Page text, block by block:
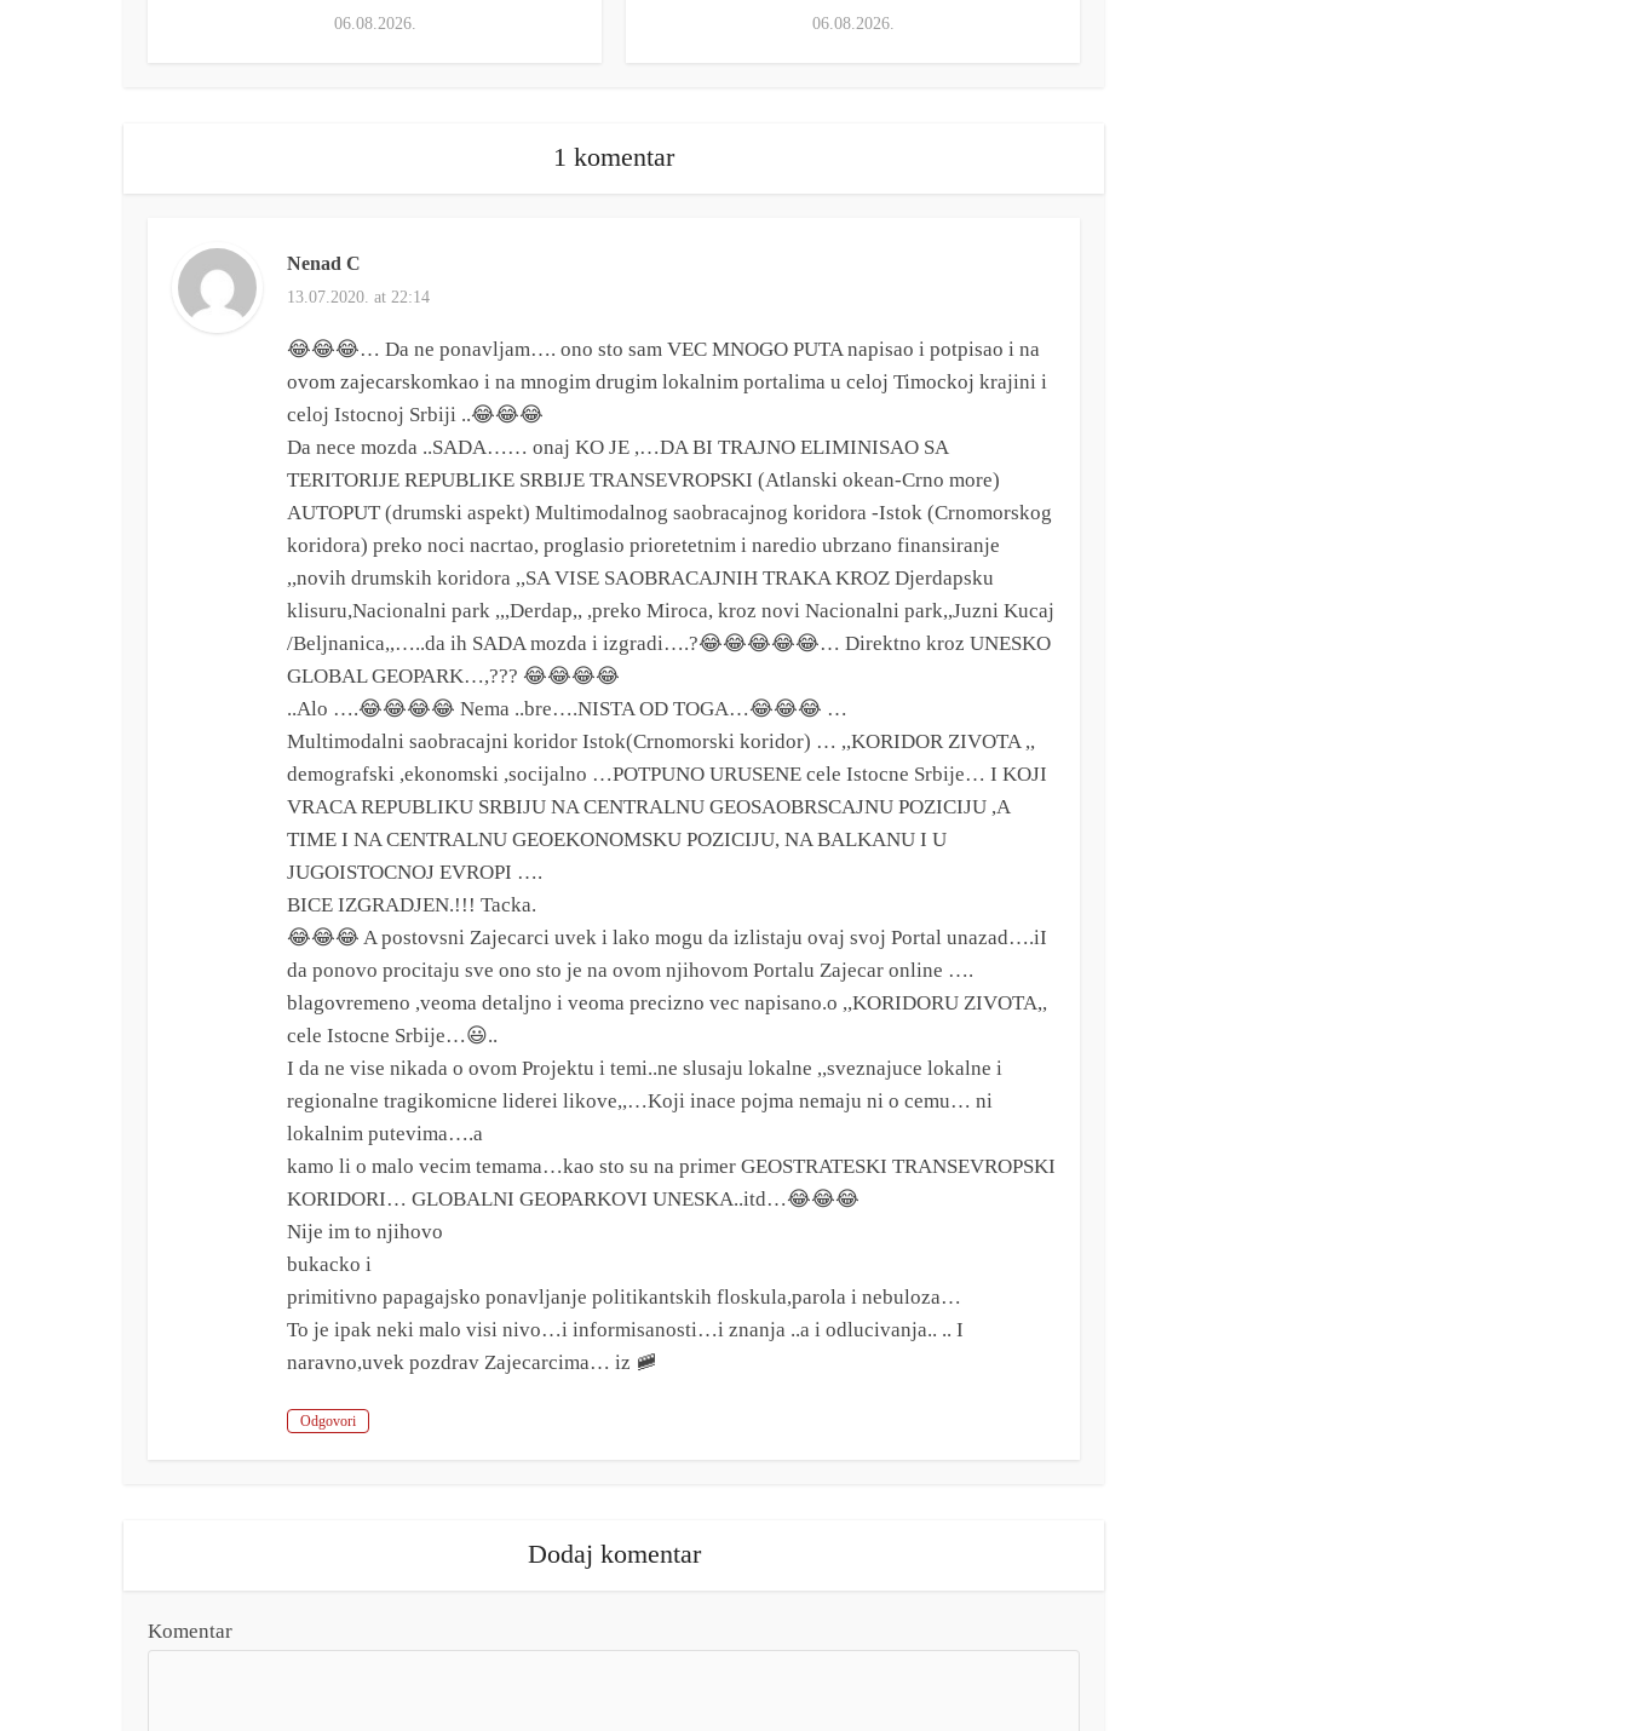
06.08.2026. 06.08.2026.
1 komentar
Nenad C
13.07.2020. at 22:14
😂😂😂… Da ne ponavljam…. ono sto sam VEC MNOGO PUTA napisao i potpisao i na
ovom zajecarskomkao i na mnogim drugim lokalnim portalima u celoj Timockoj krajini i
celoj Istocnoj Srbiji ..😂😂😂
Da nece mozda ..SADA…… onaj KO JE ,…DA BI TRAJNO ELIMINISAO SA
TERITORIJE REPUBLIKE SRBIJE TRANSEVROPSKI (Atlanski okean-Crno more)
AUTOPUT (drumski aspekt) Multimodalnog saobracajnog koridora -Istok (Crnomorskog
koridora) preko noci nacrtao, proglasio prioretetnim i naredio ubrzano finansiranje
,,novih drumskih koridora ,,SA VISE SAOBRACAJNIH TRAKA KROZ Djerdapsku
klisuru,Nacionalni park ,,,Derdap,, ,preko Miroca, kroz novi Nacionalni park,,Juzni Kucaj
/Beljnanica,,…..da ih SADA mozda i izgradi….?😂😂😂😂😂… Direktno kroz UNESKO
GLOBAL GEOPARK…,??? 😂😂😂😂
..Alo ….😂😂😂😂 Nema ..bre….NISTA OD TOGA…😂😂😂 …
Multimodalni saobracajni koridor Istok(Crnomorski koridor) … ,,KORIDOR ZIVOTA ,,
demografski ,ekonomski ,socijalno …POTPUNO URUSENE cele Istocne Srbije… I KOJI
VRACA REPUBLIKU SRBIJU NA CENTRALNU GEOSAOBRSCAJNU POZICIJU ,A
TIME I NA CENTRALNU GEOEKONOMSKU POZICIJU, NA BALKANU I U
JUGOISTOCNOJ EVROPI ….
BICE IZGRADJEN.!!! Tacka.
😂😂😂 A postovsni Zajecarci uvek i lako mogu da izlistaju ovaj svoj Portal unazad….iI
da ponovo procitaju sve ono sto je na ovom njihovom Portalu Zajecar online ….
blagovremeno ,veoma detaljno i veoma precizno vec napisano.o ,,KORIDORU ZIVOTA,,
cele Istocne Srbije…😃..
I da ne vise nikada o ovom Projektu i temi..ne slusaju lokalne ,,sveznajuce lokalne i
regionalne tragikomicne liderei likove,,…Koji inace pojma nemaju ni o cemu… ni
lokalnim putevima….a
kamo li o malo vecim temama…kao sto su na primer GEOSTRATESKI TRANSEVROPSKI
KORIDORI… GLOBALNI GEOPARKOVI UNESKA..itd…😂😂😂
Nije im to njihovo
bukacko i
primitivno papagajsko ponavljanje politikantskih floskula,parola i nebuloza…
To je ipak neki malo visi nivo…i informisanosti…i znanja ..a i odlucivanja.. .. I
naravno,uvek pozdrav Zajecarcima… iz 🚞
Odgovori
Dodaj komentar
Komentar